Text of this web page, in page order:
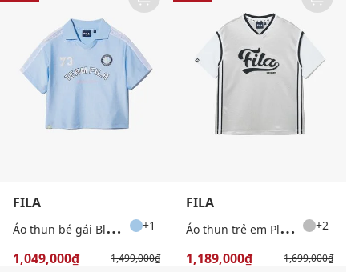
FILA
Á
o thun bé gái Blockcore +1
1,049,000₫ 1,499,000₫
FILA
Á
o thun trẻ em Player Logo +2
1,189,000₫ 1,699,000₫